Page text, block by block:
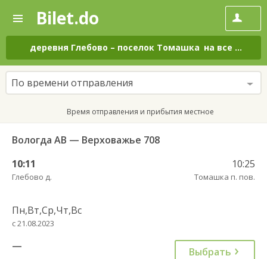
—
Поиск
и
покупка
билетов
на
автобус
онлайн
Bilet.do
деревня Глебово – поселок Томашка на все дни
По времени отправления
Время отправления и прибытия местное
Вологда АВ — Верховажье 708
10:11
Глебово д.
10:25
Томашка п. пов.
Пн,Вт,Ср,Чт,Вс
с 21.08.2023
— Выбрать